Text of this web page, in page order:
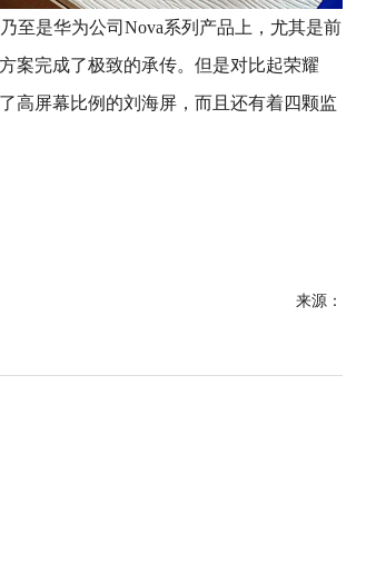
至是华为公司Nova系列产品上，尤其是前
案完成了极致的承传。但是对比起荣耀
高屏幕比例的刘海屏，而且还有着四颗监
来源：